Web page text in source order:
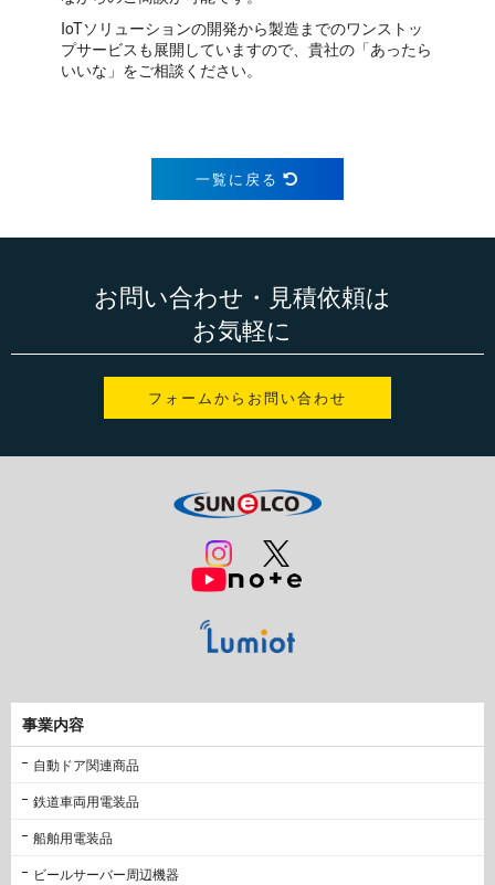
IoTソリューションの開発から製造までのワンストッ
プサービスも展開していますので、貴社の「あったら
いいな」をご相談ください。
一覧に戻る
お問い合わせ・見積依頼は
お気軽に
フォームからお問い合わせ
事業内容
自動ドア関連商品
鉄道車両用電装品
船舶用電装品
ビールサーバー周辺機器